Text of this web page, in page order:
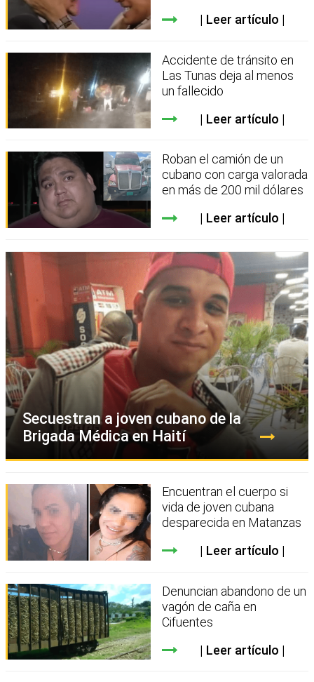
Leer artículo
Accidente de tránsito en
Las Tunas deja al menos
un fallecido
Leer artículo
Roban el camión de un
cubano con carga valorada
en más de 200 mil dólares
Leer artículo
Secuestran a joven cubano de la
Brigada Médica en Haití
Encuentran el cuerpo si
vida de joven cubana
desparecida en Matanzas
Leer artículo
Denuncian abandono de un
vagón de caña en
Cifuentes
Leer artículo